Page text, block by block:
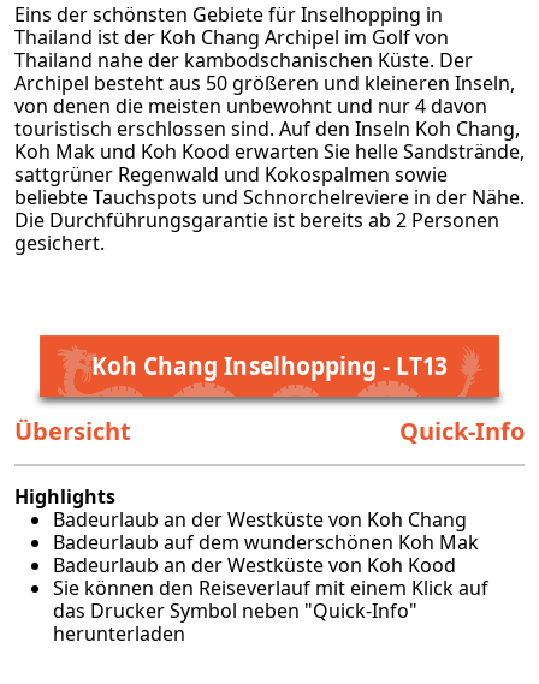
Koh Chang Inselhopping - LT13
Übersicht Quick-Info
Highlights
Badeurlaub an der Westküste von Koh Chang
Badeurlaub auf dem wunderschönen Koh Mak
Badeurlaub an der Westküste von Koh Kood
Sie können den Reiseverlauf mit einem Klick auf
das Drucker Symbol neben "Quick-Info"
herunterladen
Eins der schönsten Gebiete für Inselhopping in
Thailand ist der Koh Chang Archipel im Golf von
Thailand nahe der kambodschanischen Küste. Der
Archipel besteht aus 50 größeren und kleineren Inseln,
von denen die meisten unbewohnt und nur 4 davon
touristisch erschlossen sind. Auf den Inseln Koh Chang,
Koh Mak und Koh Kood erwarten Sie helle Sandstrände,
sattgrüner Regenwald und Kokospalmen sowie
beliebte Tauchspots und Schnorchelreviere in der Nähe.
Die Durchführungsgarantie ist bereits ab 2 Personen
gesichert.